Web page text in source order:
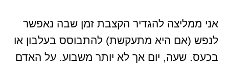
אני ממליצה להגדיר הקצבת זמן שבה נאפשר
לנפש (אם היא מתעקשת) להתבוסס בעלבון או
בכעס. שעה, יום אך לא יותר משבוע. על האדם